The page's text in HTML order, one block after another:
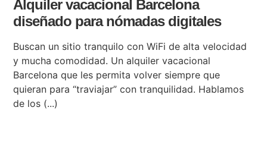
Alquiler vacacional Barcelona
diseñado para nómadas digitales
Buscan un sitio tranquilo con WiFi de alta velocidad
y mucha comodidad. Un alquiler vacacional
Barcelona que les permita volver siempre que
quieran para “traviajar” con tranquilidad. Hablamos
de los (...)